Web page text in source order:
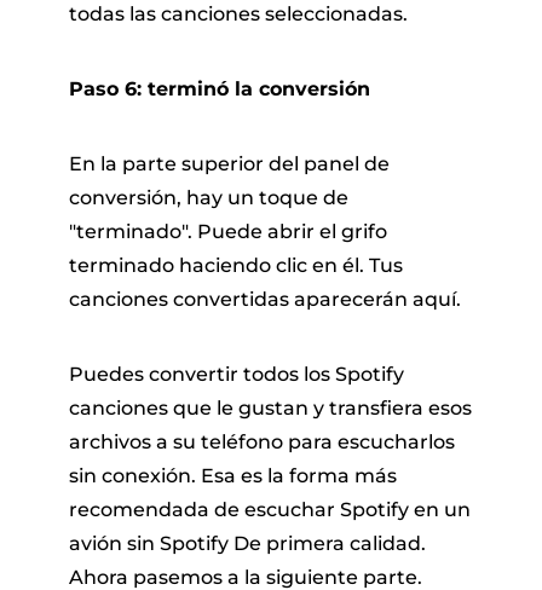
todas las canciones seleccionadas.
Paso 6: terminó la conversión
En la parte superior del panel de
conversión, hay un toque de
"terminado". Puede abrir el grifo
terminado haciendo clic en él. Tus
canciones convertidas aparecerán aquí.
Puedes convertir todos los Spotify
canciones que le gustan y transfiera esos
archivos a su teléfono para escucharlos
sin conexión. Esa es la forma más
recomendada de escuchar Spotify en un
avión sin Spotify De primera calidad.
Ahora pasemos a la siguiente parte.